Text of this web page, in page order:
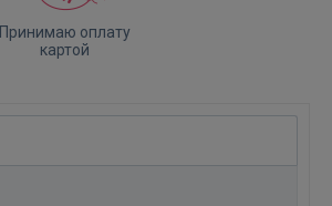
Принимаю оплату
картой